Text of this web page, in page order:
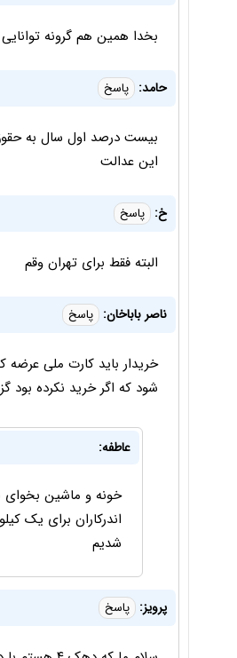
بخدا همین هم گرونه توانایی نداریم بخریم.
حامد: پاسخ
بیست درصد اول سال به
این عدالت
خ: پاسخ
البته فقط برای تهران وقم
ناصر باباخان: پاسخ
خریدار باید کارت ملی
شود که اگر خرید نکرده بود
عاطفه:
اندرکاران برای یک
شدیم
پرویز: پاسخ